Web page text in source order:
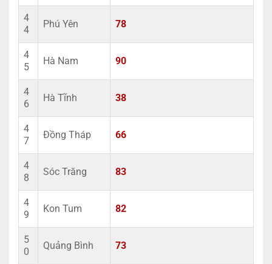
4
4
Phú Yên 78
4
5
Hà Nam 90
4
6
Hà Tĩnh 38
4
7
Đồng Tháp 66
4
8
Sóc Trăng 83
4
9
Kon Tum 82
5
0
Quảng Bình 73